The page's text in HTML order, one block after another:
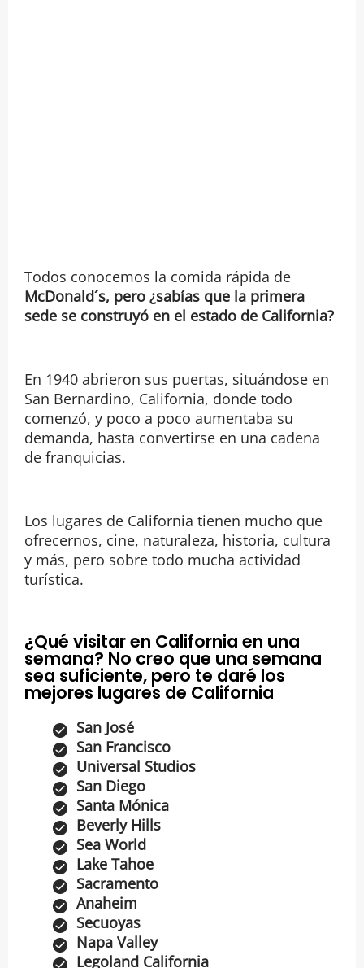
Todos conocemos la comida rápida de
McDonald´s, pero ¿sabías que la primera
sede se construyó en el estado de California?
En 1940 abrieron sus puertas, situándose en
San Bernardino, California, donde todo
comenzó, y poco a poco aumentaba su
demanda, hasta convertirse en una cadena
de franquicias.
Los lugares de California tienen mucho que
ofrecernos, cine, naturaleza, historia, cultura
y más, pero sobre todo mucha actividad
turística.
¿Qué visitar en California en una
semana? No creo que una semana
sea suficiente, pero te daré los
mejores lugares de California
San José
San Francisco
Universal Studios
San Diego
Santa Mónica
Beverly Hills
Sea World
Lake Tahoe
Sacramento
Anaheim
Secuoyas
Napa Valley
Legoland California